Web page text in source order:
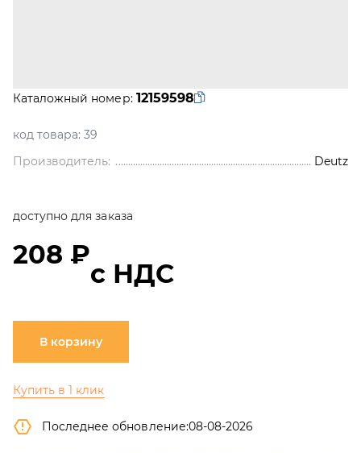
Каталожный номер: 12159598
код товара: 39
Производитель:
Deutz
доступно для заказа
208 ₽
с НДС
В корзину
Купить в 1 клик
Последнее обновление:08-08-2026